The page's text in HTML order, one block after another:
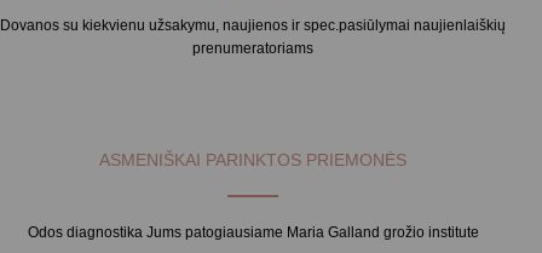
Dovanos su kiekvienu užsakymu, naujienos ir spec.pasiūlymai naujienlaiškių
prenumeratoriams
ASMENIŠKAI PARINKTOS PRIEMONĖS
Odos diagnostika Jums patogiausiame Maria Galland grožio institute